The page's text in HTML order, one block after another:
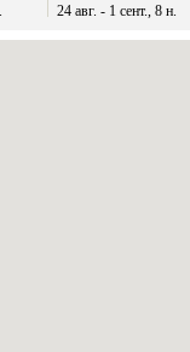
24 авг. - 1 сент., 8 н.